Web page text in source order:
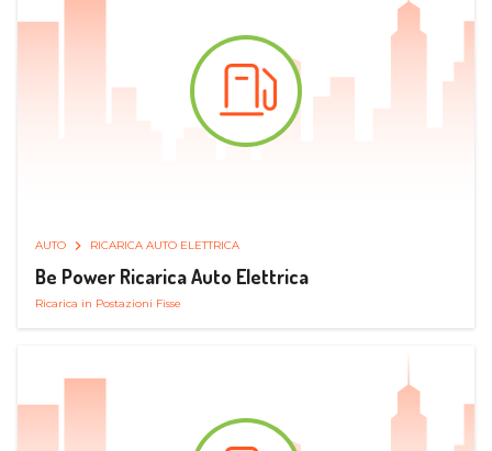
AUTO RICARICA AUTO ELETTRICA
Be Power Ricarica Auto Elettrica
Ricarica in Postazioni Fisse